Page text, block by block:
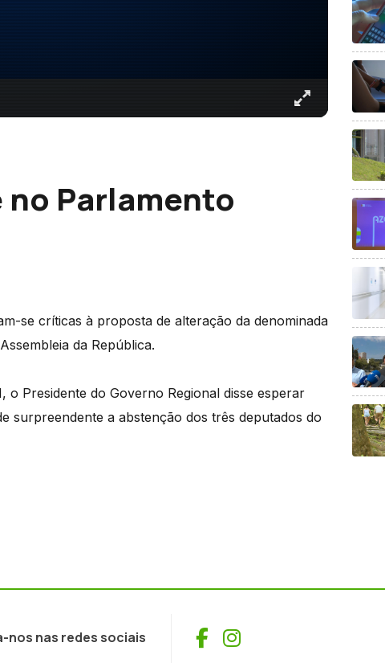
no Parlamento
se críticas à proposta de alteração da denominada
da República.
o Presidente do Governo Regional disse esperar
surpreendente a abstenção dos três deputados do
nos nas redes sociais Facebook
Instagram